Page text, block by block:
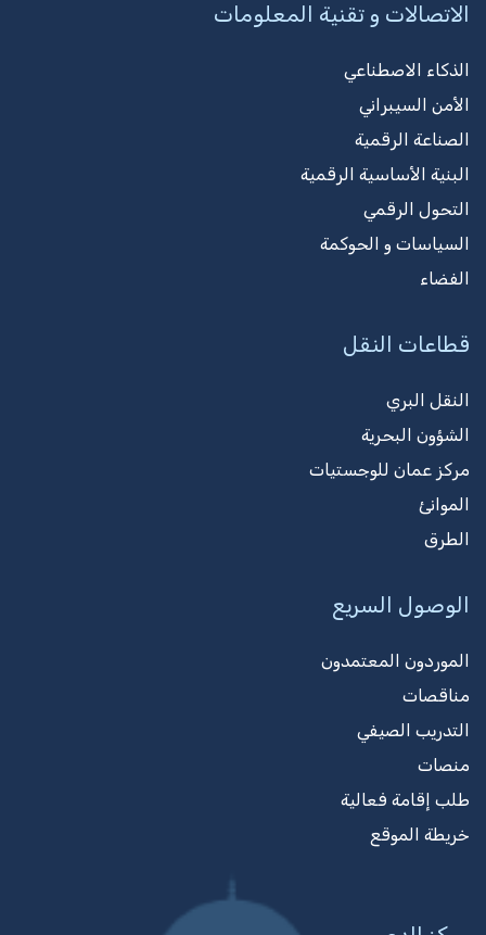
الاتصالات و تقنية المعلومات
الذكاء الاصطناعي
الأمن السيبراني
الصناعة الرقمية
البنية الأساسية الرقمية
التحول الرقمي
السياسات و الحوكمة
الفضاء
قطاعات النقل
النقل البري
الشؤون البحرية
مركز عمان للوجستيات
الموانئ
الطرق
الوصول السريع
الموردون المعتمدون
مناقصات
التدريب الصيفي
منصات
طلب إقامة فعالية
خريطة الموقع